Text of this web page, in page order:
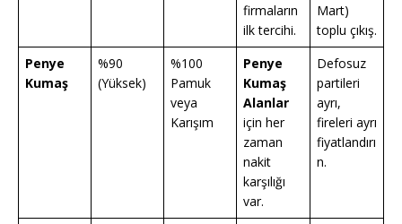
firmaların
ilk tercihi.
Mart)
toplu çıkış.
Penye
Kumaş
%90
(Yüksek)
%100
Pamuk
veya
Karışım
Penye
Kumaş
Alanlar
için her
zaman
nakit
karşılığı
var.
Defosuz
partileri
ayrı,
fireleri ayrı
fiyatlandırı
n.